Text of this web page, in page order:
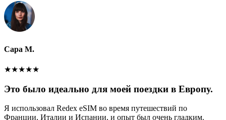
Сара М.
★★★★★
Это было идеально для моей поездки в Европу.
Я использовал Redex eSIM во время путешествий по
Франции, Италии и Испании, и опыт был очень гладким.